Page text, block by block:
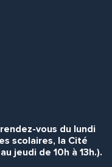
vous du lundi
scolaires, la Cité
jeudi de 10h à 13h.).